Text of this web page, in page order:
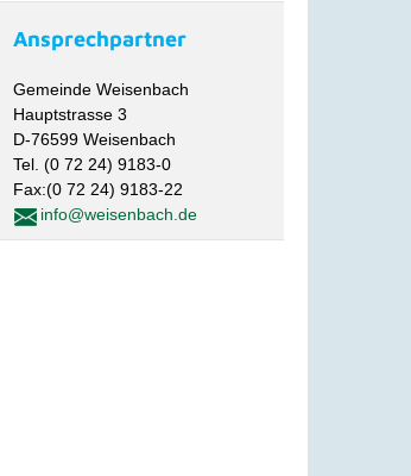
Ansprechpartner
Gemeinde Weisenbach
Hauptstrasse 3
D-76599 Weisenbach
Tel. (0 72 24) 9183-0
Fax:(0 72 24) 9183-22
info@weisenbach.de